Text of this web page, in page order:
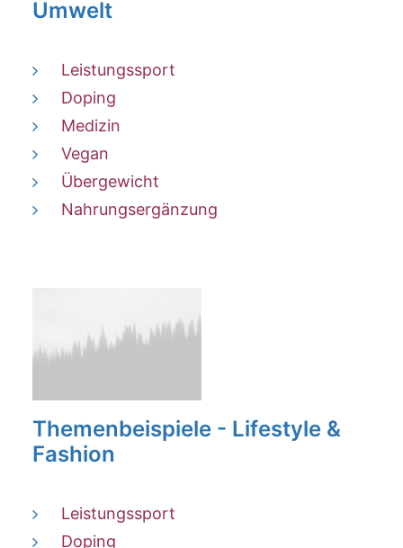
Umwelt
Leistungssport
Doping
Medizin
Vegan
Übergewicht
Nahrungsergänzung
Themenbeispiele - Lifestyle &
Fashion
Leistungssport
Doping